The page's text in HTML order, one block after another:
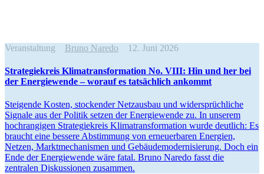
Veranstaltung Bruno Naredo 12. Juni 2026
Strate­gie­kreis Klima­trans­for­mation No. VIII: Hin und her bei
der Energie­wende – worauf es tatsächlich ankommt
Steigende Kosten, stockender Netzausbau und wider­sprüch­liche
Signale aus der Politik setzen der Energie­wende zu. In unserem
hochran­gigen Strate­gie­kreis Klima­trans­for­mation wurde deutlich: Es
braucht eine bessere Abstimmung von erneu­er­baren Energien,
Netzen, Markt­me­cha­nismen und Gebäu­de­mo­der­ni­sierung. Doch ein
Ende der Energie­wende wäre fatal. Bruno Naredo fasst die
zentralen Diskus­sionen zusammen.